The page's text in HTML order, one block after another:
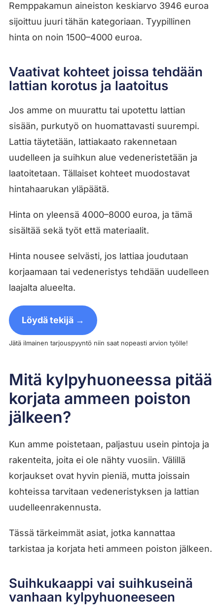
Remppakamun aineiston keskiarvo 3946 euroa
sijoittuu juuri tähän kategoriaan. Tyypillinen
hinta on noin 1500–4000 euroa.
Vaativat kohteet joissa tehdään
lattian korotus ja laatoitus
Jos amme on muurattu tai upotettu lattian
sisään, purkutyö on huomattavasti suurempi.
Lattia täytetään, lattiakaato rakennetaan
uudelleen ja suihkun alue vedeneristetään ja
laatoitetaan. Tällaiset kohteet muodostavat
hintahaarukan yläpäätä.
Hinta on yleensä 4000–8000 euroa, ja tämä
sisältää sekä työt että materiaalit.
Hinta nousee selvästi, jos lattiaa joudutaan
korjaamaan tai vedeneristys tehdään uudelleen
laajalta alueelta.
Löydä tekijä →
Jätä ilmainen tarjouspyyntö niin saat nopeasti arvion työlle!
Mitä kylpyhuoneessa pitää
korjata ammeen poiston
jälkeen?
Kun amme poistetaan, paljastuu usein pintoja ja
rakenteita, joita ei ole nähty vuosiin. Välillä
korjaukset ovat hyvin pieniä, mutta joissain
kohteissa tarvitaan vedeneristyksen ja lattian
uudelleenrakennusta.
Tässä tärkeimmät asiat, jotka kannattaa
tarkistaa ja korjata heti ammeen poiston jälkeen.
Suihkukaappi vai suihkuseinä
vanhaan kylpyhuoneeseen